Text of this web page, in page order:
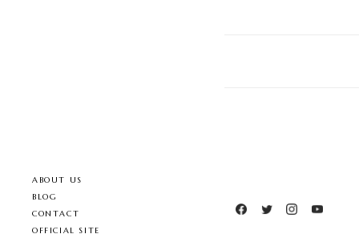
ABOUT US
BLOG
CONTACT
OFFICIAL SITE